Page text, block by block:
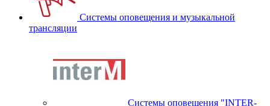
Системы оповещения и музыкальной
трансляции
Системы оповещения "INTER-